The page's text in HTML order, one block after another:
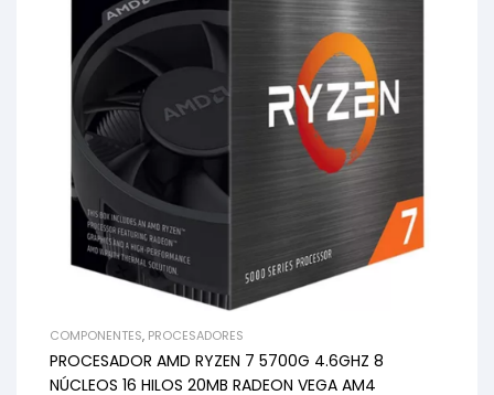
COMPONENTES, PROCESADORES
PROCESADOR AMD RYZEN 7 5700G 4.6GHZ 8
NÚCLEOS 16 HILOS 20MB RADEON VEGA AM4